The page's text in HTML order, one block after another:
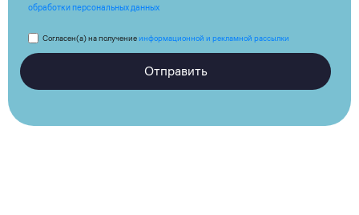
обработки персональных данных
Согласен(а) на получениеинформационной и рекламной рассылки
Отправить